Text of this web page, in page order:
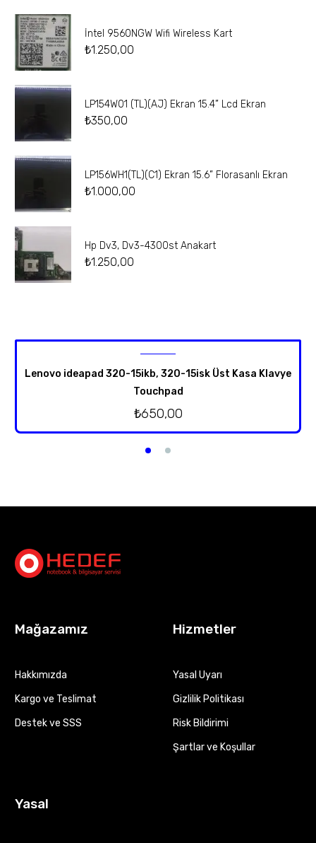
İntel 9560NGW Wifi Wireless Kart
₺1.250,00
LP154W01 (TL)(AJ) Ekran 15.4” Lcd Ekran
₺350,00
LP156WH1(TL)(C1) Ekran 15.6” Florasanlı Ekran
₺1.000,00
Hp Dv3, Dv3-4300st Anakart
₺1.250,00
Lenovo ideapad 320-15ikb, 320-15isk Üst Kasa Klavye
Touchpad
₺650,00
Mağazamız
Hakkımızda
Kargo ve Teslimat
Destek ve SSS
Hizmetler
Yasal Uyarı
Gizlilik Politikası
Risk Bildirimi
Şartlar ve Koşullar
Yasal